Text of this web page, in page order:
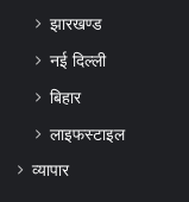
झारखण्ड
नई दिल्ली
बिहार
लाइफस्टाइल
व्यापार